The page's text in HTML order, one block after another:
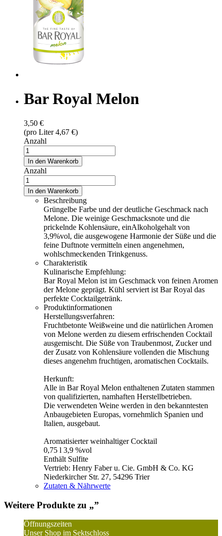
Bar Royal Melon
3,50 €
(pro Liter 4,67 €)
Anzahl
In den Warenkorb
Anzahl
In den Warenkorb
Beschreibung
Grüngelbe Farbe und der deutliche Geschmack nach
Melone. Die weinige Geschmacksnote und die
prickelnde Kohlensäure, einAlkoholgehalt von
3,9%vol, die ausgewogene Harmonie der Süße und die
feine Duftnote vermitteln einen angenehmen,
wohlschmeckenden Trinkgenuss.
Charakteristik
Kulinarische Empfehlung:
Bar Royal Melon ist im Geschmack von feinen Aromen
der Melone geprägt. Kühl serviert ist Bar Royal das
perfekte Cocktailgetränk.
Produktinformationen
Herstellungsverfahren:
Fruchtbetonte Weißweine und die natürlichen Aromen
von Melone werden zu diesem erfrischenden Cocktail
ausgemischt. Die Süße von Traubenmost, Zucker und
der Zusatz von Kohlensäure vollenden die Mischung
dieses angenehm fruchtigen, aromatischen Cocktails.
Herkunft:
Alle in Bar Royal Melon enthaltenen Zutaten stammen
von qualifizierten, namhaften Herstellbetrieben.
Die verwendeten Weine werden in den bekanntesten
Anbaugebieten Europas, vornehmlich Spanien und
Italien, ausgebaut.
Aromatisierter weinhaltiger Cocktail
0,75 l 3,9 %vol
Enthält Sulfite
Vertrieb: Henry Faber u. Cie. GmbH & Co. KG
Niederkircher Str. 27, 54296 Trier
Zutaten & Nährwerte
Weitere Produkte zu „”
Öffnungszeiten
Unser Shop im Sektschloss